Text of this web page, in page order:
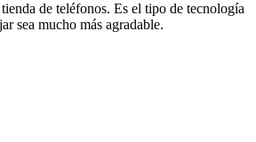
de teléfonos. Es el tipo de tecnología
sea mucho más agradable.